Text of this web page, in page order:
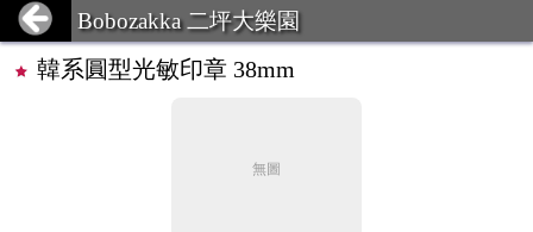
Bobozakka 二坪大樂園
韓系圓型光敏印章 38mm
無圖